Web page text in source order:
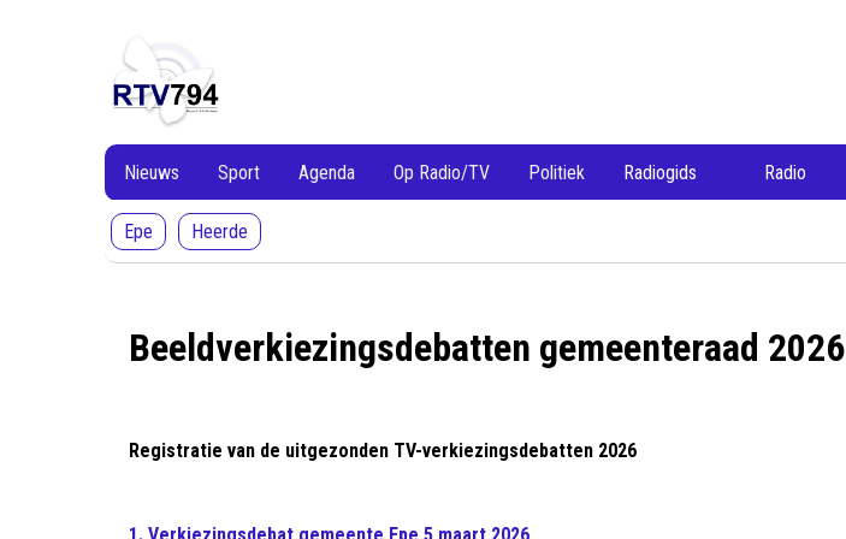
Nieuws Sport Agenda Op Radio/TV Politiek Radiogids Radio
Epe
Heerde
Beeldverkiezingsdebatten gemeenteraad 2026
Registratie van de uitgezonden TV-verkiezingsdebatten 2026